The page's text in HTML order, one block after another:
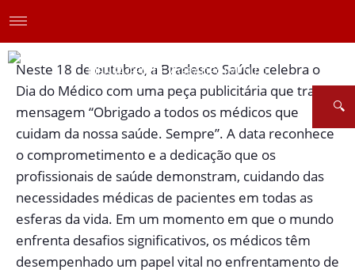
Neste 18 de outubro, a Bradesco Saúde celebra o
Dia do Médico com uma peça publicitária que traz a
mensagem “Obrigado a todos os médicos que
cuidam da nossa saúde. Sempre”. A data reconhece
o comprometimento e a dedicação que os
profissionais de saúde demonstram, cuidando das
necessidades médicas de pacientes em todas as
esferas da vida. Em um momento em que o mundo
enfrenta desafios significativos, os médicos têm
desempenhado um papel vital no enfrentamento de